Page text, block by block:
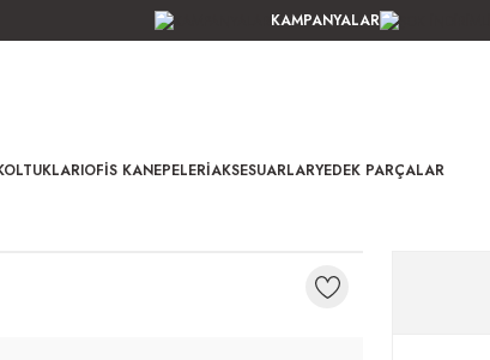
KAMPANYALAR
OFIS KANEPELERIAKSESUARLARYEDEK PARÇALAR